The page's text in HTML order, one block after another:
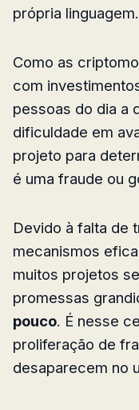
própria linguagem.
Como as
com
pessoas do dia a
dificuldade em
projeto para
é uma fraude ou
Devido à falta de
mecanismos
muitos projetos
promessas
pouco. É nesse
proliferação de
desaparecem no